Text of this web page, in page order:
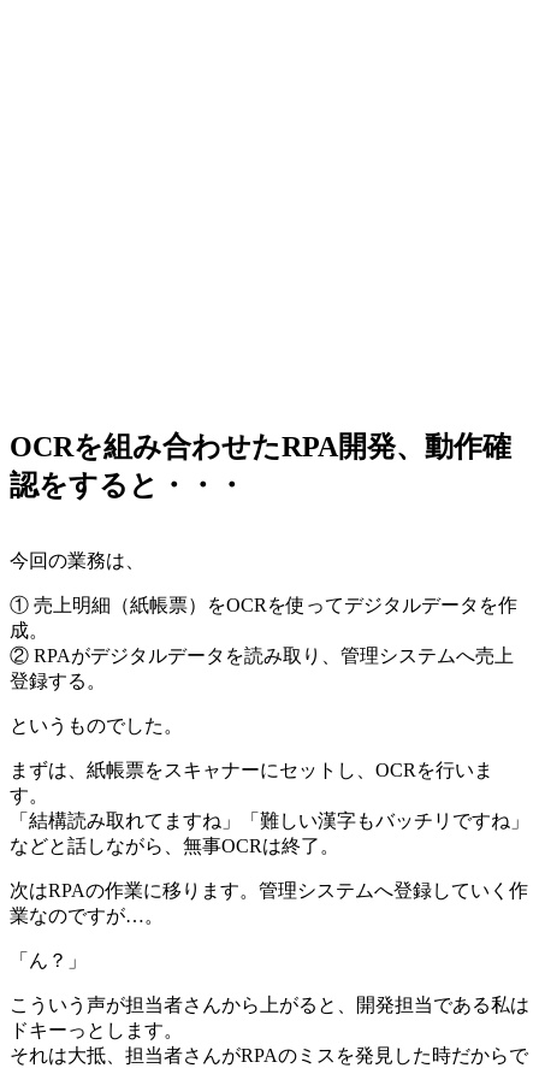
OCRを組み合わせたRPA開発、動作確
認をすると・・・
今回の業務は、
① 売上明細（紙帳票）をOCRを使ってデジタルデータを作
成。
② RPAがデジタルデータを読み取り、管理システムへ売上
登録する。
というものでした。
まずは、紙帳票をスキャナーにセットし、OCRを行いま
す。
「結構読み取れてますね」「難しい漢字もバッチリですね」
などと話しながら、無事OCRは終了。
次はRPAの作業に移ります。管理システムへ登録していく作
業なのですが…。
「ん？」
こういう声が担当者さんから上がると、開発担当である私は
ドキーっとします。
それは大抵、担当者さんがRPAのミスを発見した時だからで